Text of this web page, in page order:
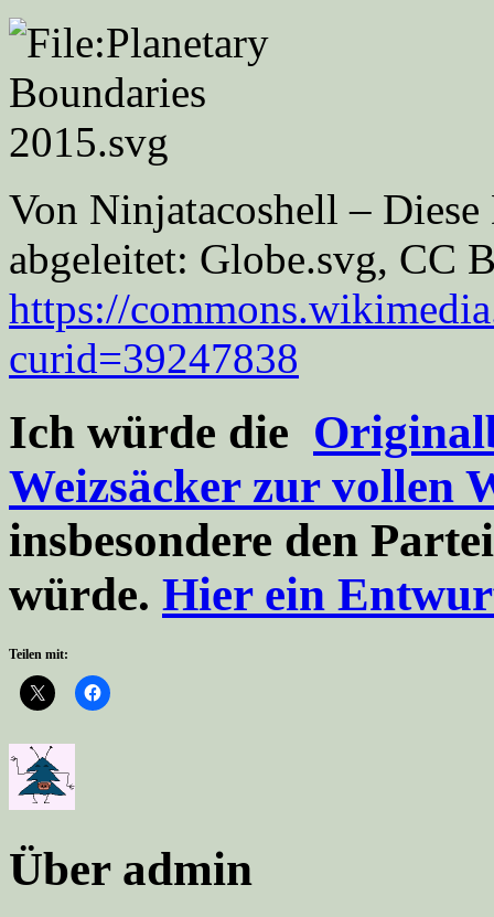
Von Ninjatacoshell –
abgeleitet: Globe.svg, CC
https://
curid=39247838
Ich würde die
Weizsäcker zur vollen
insbesondere den
würde. Hier ein
Teilen mit:
Über admin